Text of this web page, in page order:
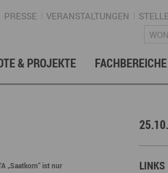
PRESSE VERANSTALTUNGEN
& PROJEKTE FACHBEREICHE
„Saatkorn“ ist nur
LINKS